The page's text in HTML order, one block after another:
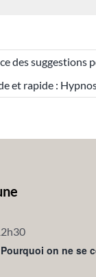
des suggestions
et rapide :
on ne se